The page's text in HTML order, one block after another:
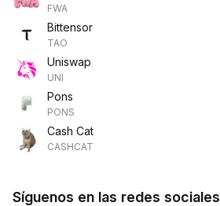
FWA
Bittensor
TAO
Uniswap
UNI
Pons
PONS
Cash Cat
CASHCAT
Síguenos en las redes sociales